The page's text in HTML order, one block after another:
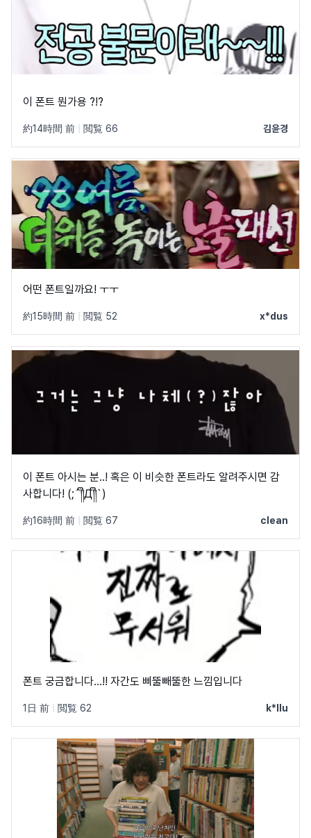
이 폰트 뭔가용 ?!?
約14時間 前 閲覧 66 김윤경
어떤 폰트일까요! ㅜㅜ
約15時間 前 閲覧 52 x*dus
이 폰트 아시는 분..! 혹은 이 비슷한 폰트라도 알려주시면 감
사합니다! (;´༎ຶД༎ຶ`)
約16時間 前 閲覧 67 clean
폰트 궁금합니다…!! 자간도 삐뚤빼뚤한 느낌입니다
1日 前 閲覧 62 k*llu